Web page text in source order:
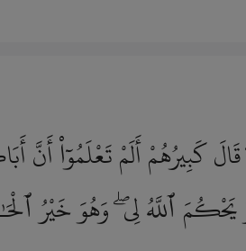
كَبِيرُهُمْ أَلَمْ تَعْلَمُوٓا۟
ٱللَّهُ لِى ۖ وَهُوَ خَيْرُ